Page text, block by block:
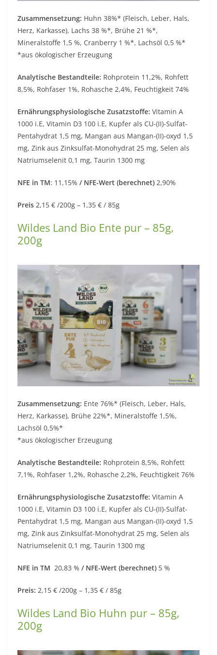
Zusammensetzung: Huhn 38%* (Fleisch, Leber, Hals,
Herz, Karkasse), Lachs 38 %*, Brühe 21 %*,
Mineralstoffe 1,5 %, Cranberry 1 %*, Lachsöl 0,5 %*
*aus ökologischer Erzeugung
Analytische Bestandteile: Rohprotein 11,2%, Rohfett
8,5%, Rohfaser 1%, Rohasche 2,4%, Feuchtigkeit 74%
Ernährungsphysiologische Zusatzstoffe: Vitamin A
1000 i.E, Vitamin D3 100 i.E, Kupfer als CU-(II)-Sulfat-
Pentahydrat 1,5 mg, Mangan aus Mangan-(II)-oxyd 1,5
mg, Zink aus Zinksulfat-Monohydrat 25 mg, Selen als
Natriumselenit 0,1 mg, Taurin 1300 mg
NFE in TM: 11,15% / NFE-Wert (berechnet) 2,90%
Preis 2,15 € /200g – 1,35 € / 85g
Wildes Land Bio Ente pur – 85g,
200g
Zusammensetzung: Ente 76%* (Fleisch, Leber, Hals,
Herz, Karkasse), Brühe 22%*, Mineralstoffe 1,5%,
Lachsöl 0,5%*
*aus ökologischer Erzeugung
Analytische Bestandteile: Rohprotein 8,5%, Rohfett
7,1%, Rohfaser 1,2%, Rohasche 2,2%, Feuchtigkeit 76%
Ernährungsphysiologische Zusatzstoffe: Vitamin A
1000 i.E, Vitamin D3 100 i.E, Kupfer als CU-(II)-Sulfat-
Pentahydrat 1,5 mg, Mangan aus Mangan-(II)-oxyd 1,5
mg, Zink aus Zinksulfat-Monohydrat 25 mg, Selen als
Natriumselenit 0,1 mg, Taurin 1300 mg
NFE in TM 20,83 % / NFE-Wert (berechnet) 5 %
Preis: 2,15 € /200g – 1,35 € / 85g
Wildes Land Bio Huhn pur – 85g,
200g